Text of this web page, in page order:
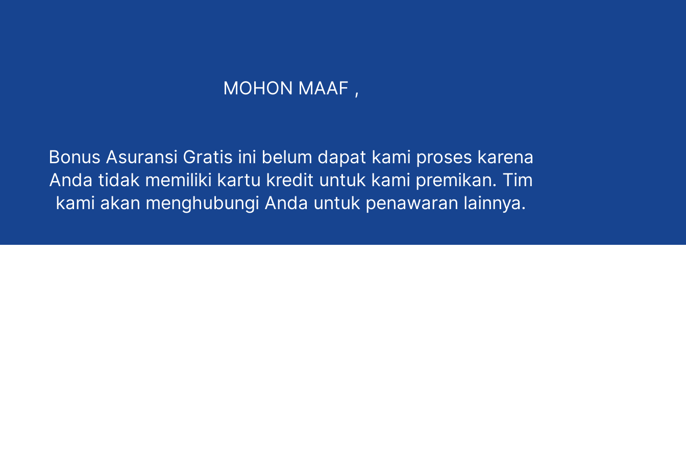
MOHON MAAF ,
Bonus Asuransi Gratis ini belum dapat kami proses karena
Anda tidak memiliki kartu kredit untuk kami premikan. Tim
kami akan menghubungi Anda untuk penawaran lainnya.